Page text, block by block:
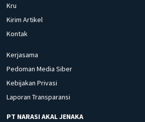
Kru
Kirim Artikel
Kontak
Kerjasama
Pedoman Media Siber
Kebijakan Privasi
Laporan Transparansi
PT NARASI AKAL JENAKA